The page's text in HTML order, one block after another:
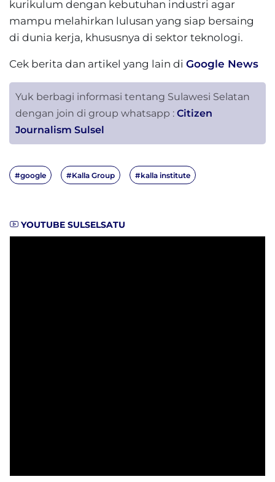
kurikulum dengan kebutuhan industri agar
mampu melahirkan lulusan yang siap bersaing
di dunia kerja, khususnya di sektor teknologi.
Cek berita dan artikel yang lain di Google News
Yuk berbagi informasi tentang Sulawesi Selatan
dengan join di group whatsapp : Citizen
Journalism Sulsel
#google #Kalla Group #kalla institute
YOUTUBE SULSELSATU